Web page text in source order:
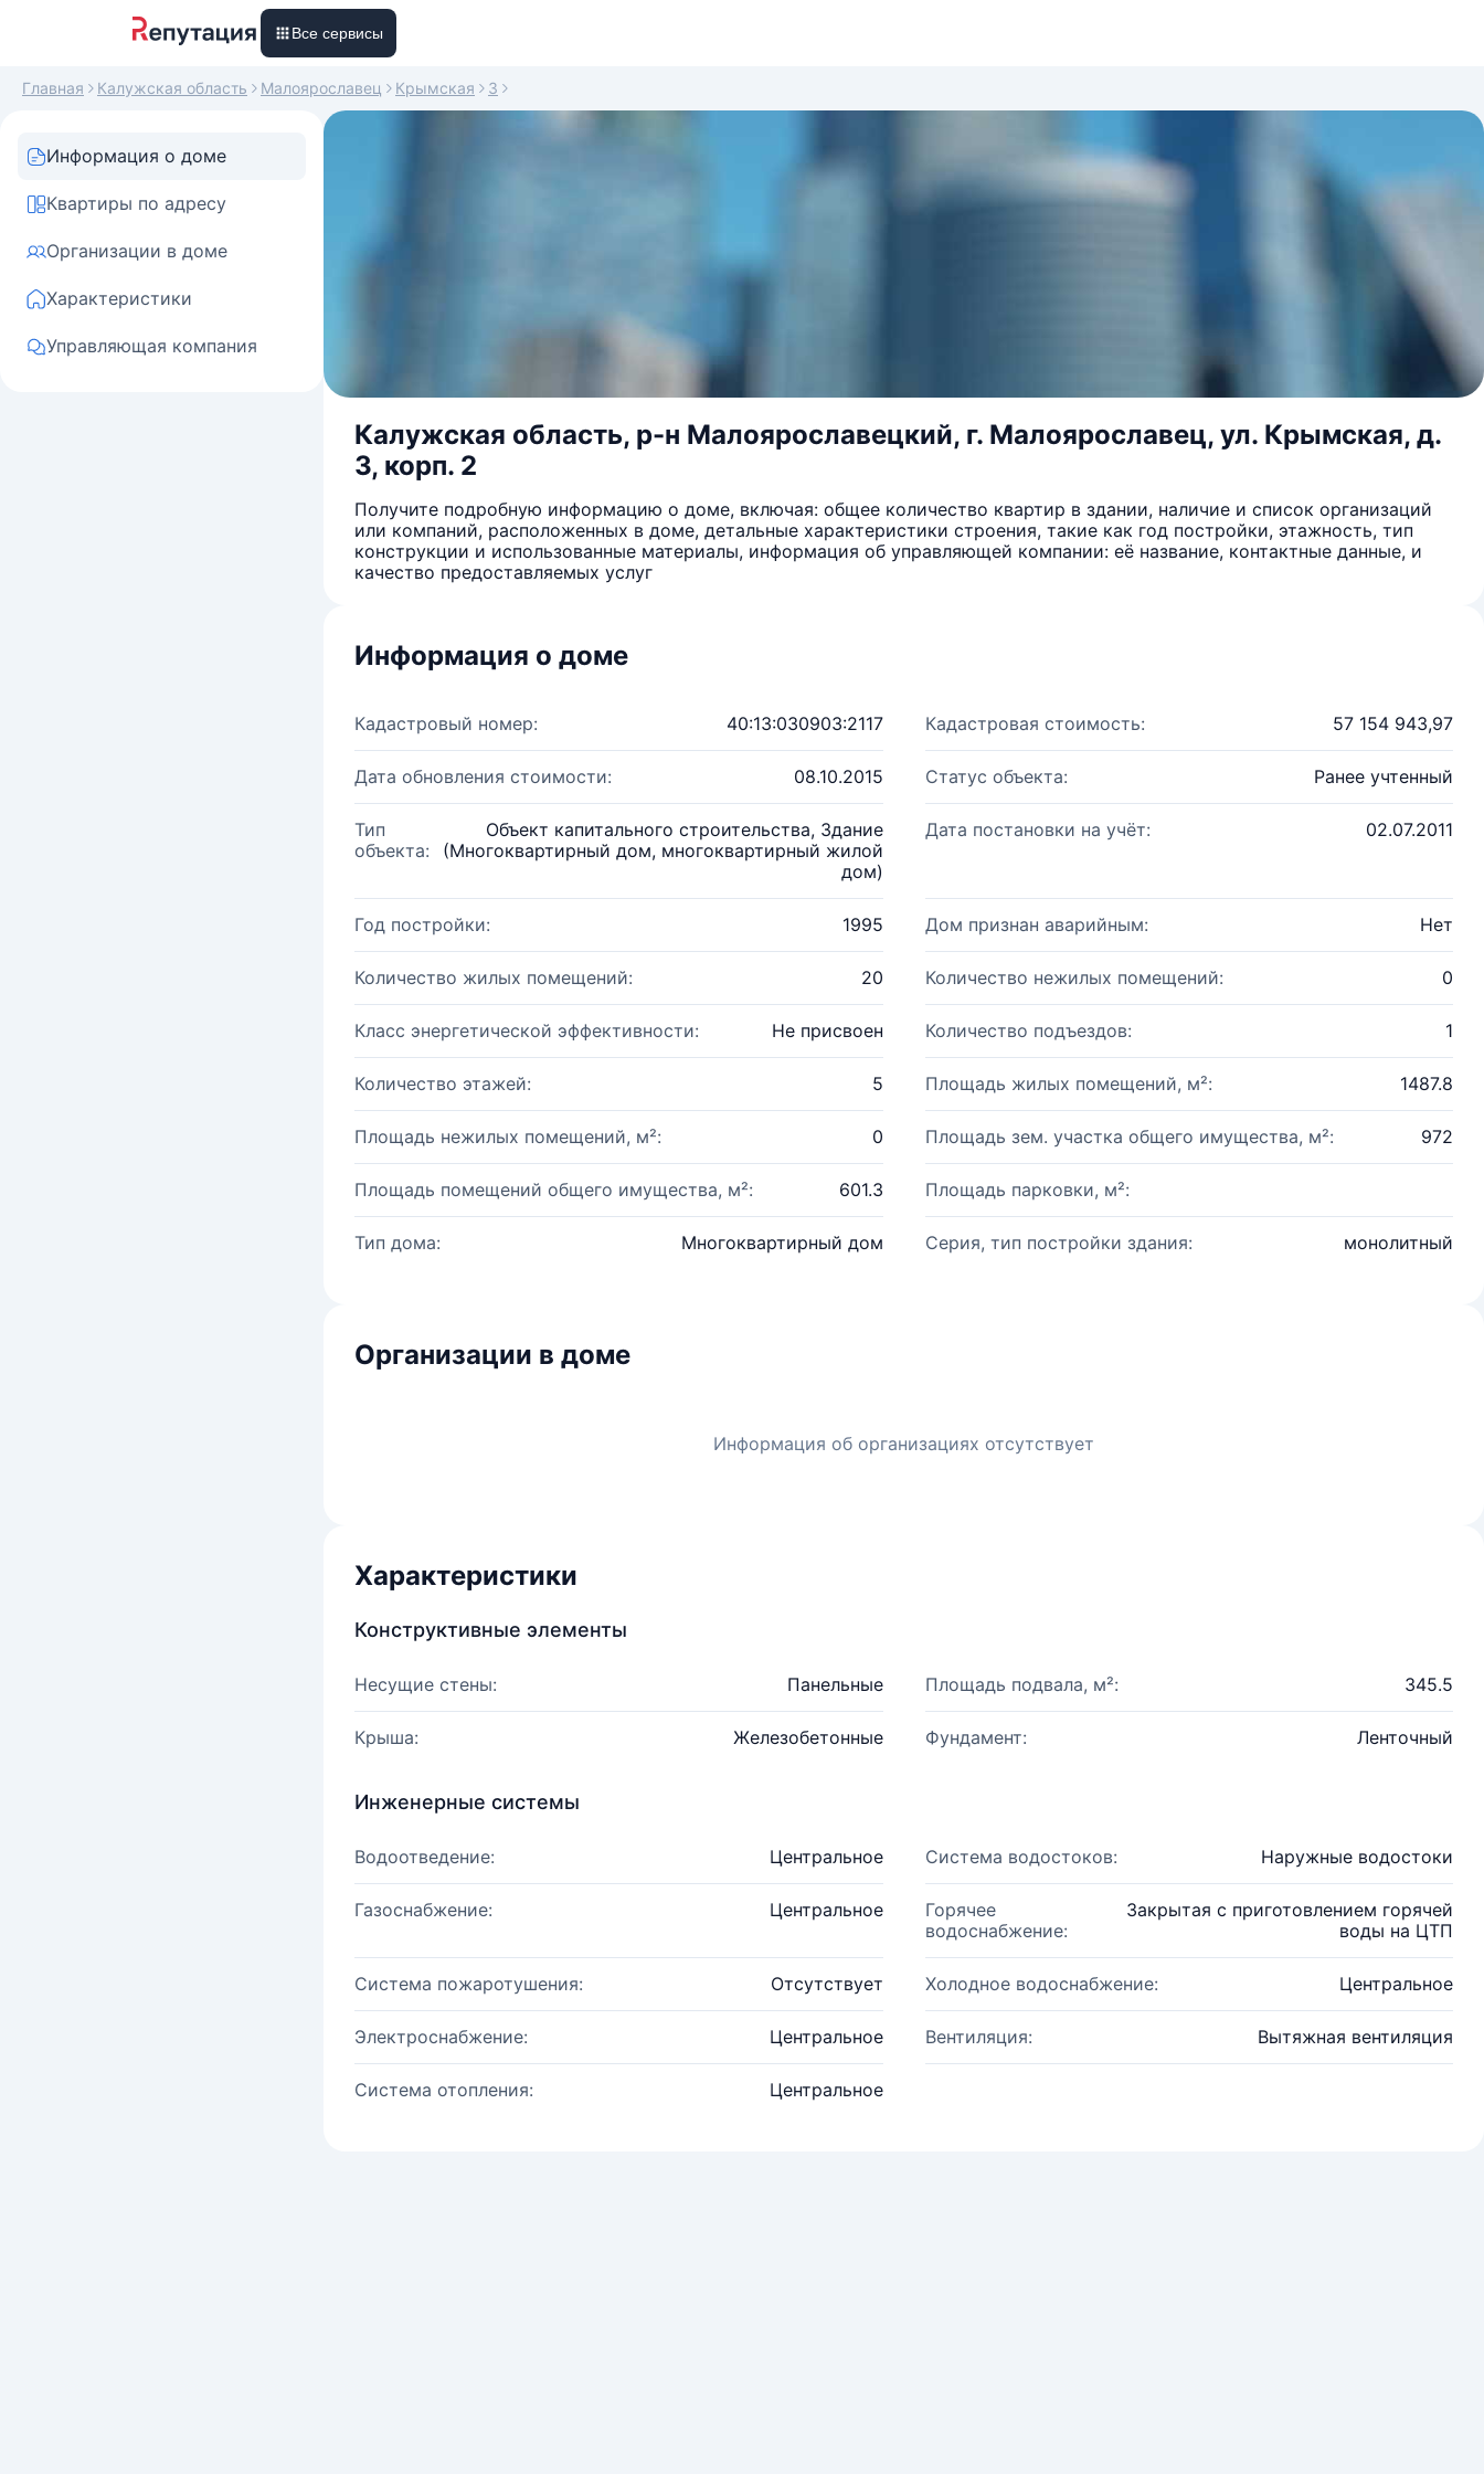
Все сервисы
Главная Калужская область Малоярославец Крымская 3
Информация о доме
Квартиры по адресу
Организации в доме
Характеристики
Управляющая компания
Калужская область, р-н Малоярославецкий, г. Малоярославец, ул. Крымская, д.
3, корп. 2
Получите подробную информацию о доме, включая: общее количество квартир в здании, наличие и список организаций
или компаний, расположенных в доме, детальные характеристики строения, такие как год постройки, этажность, тип
конструкции и использованные материалы, информация об управляющей компании: её название, контактные данные, и
качество предоставляемых услуг
Информация о доме
Кадастровый номер: 40:13:030903:2117 Кадастровая стоимость: 57 154 943,97
Дата обновления стоимости: 08.10.2015 Статус объекта: Ранее учтенный
Тип
объекта:
Объект капитального строительства, Здание
(Многоквартирный дом, многоквартирный жилой
дом)
Дата постановки на учёт: 02.07.2011
Год постройки: 1995 Дом признан аварийным: Нет
Количество жилых помещений: 20 Количество нежилых помещений: 0
Класс энергетической эффективности: Не присвоен Количество подъездов: 1
Количество этажей: 5 Площадь жилых помещений, м²: 1487.8
Площадь нежилых помещений, м²: 0 Площадь зем. участка общего имущества, м²: 972
Площадь помещений общего имущества, м²: 601.3 Площадь парковки, м²:
Тип дома: Многоквартирный дом Серия, тип постройки здания: монолитный
Организации в доме
Информация об организациях отсутствует
Характеристики
Конструктивные элементы
Несущие стены: Панельные Площадь подвала, м²: 345.5
Крыша: Железобетонные Фундамент: Ленточный
Инженерные системы
Водоотведение: Центральное Система водостоков: Наружные водостоки
Газоснабжение: Центральное
Горячее
водоснабжение:
Закрытая с приготовлением горячей
воды на ЦТП
Система пожаротушения: Отсутствует Холодное водоснабжение: Центральное
Электроснабжение: Центральное Вентиляция: Вытяжная вентиляция
Система отопления: Центральное